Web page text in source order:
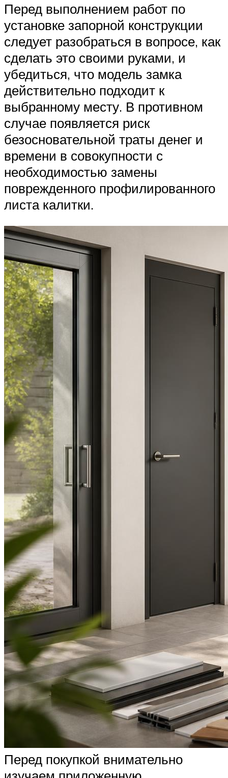
Перед выполнением работ по
установке запорной конструкции
следует разобраться в вопросе, как
сделать это своими руками, и
убедиться, что модель замка
действительно подходит к
выбранному месту. В противном
случае появляется риск
безосновательной траты денег и
времени в совокупности с
необходимостью замены
поврежденного профилированного
листа калитки.
Перед покупкой внимательно